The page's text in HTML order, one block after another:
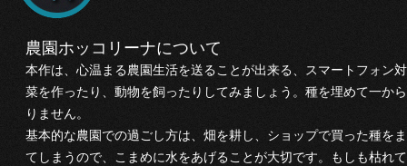
農園ホッコリーナについて
本作は、心温まる農園生活を送ることが出来る、スマートフォン
菜を作ったり、動物を飼ったりしてみましょう。種を埋めて一か
りません。
基本的な農園での過ごし方は、畑を耕し、ショップで買った種を
てしまうので、こまめに水をあげることが大切です。もしも枯れ